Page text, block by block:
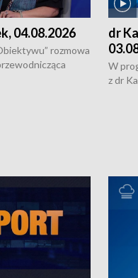
04.08.2026
rozmowa
dr
W
z dr